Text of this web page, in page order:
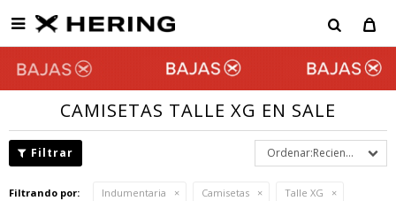

CAMISETAS TALLE XG EN SALE
Recientes
Filtrando por: Indumentaria Camisetas Talle XG